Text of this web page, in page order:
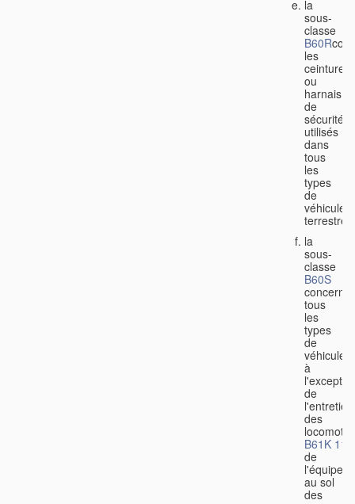
la
sous-
classe
B60R
les
ceintures
ou
harnais
de
sécurité
utilisés
dans
tous
les
types
de
véhicules
terrestres;
la
sous-
classe
B60S
concerne
tous
les
types
de
véhicules,
à
de
l'entretien
des
B61K 11/
de
au sol
des